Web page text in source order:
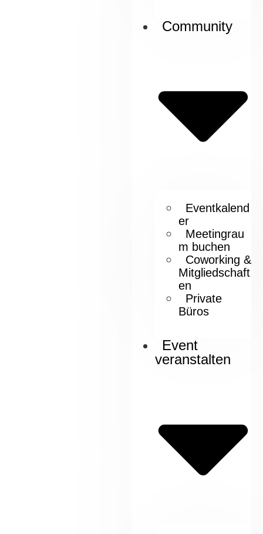
Community
Eventkalend
er
Meetingrau
m buchen
Coworking &
Mitgliedschaft
en
Private
Büros
Event
veranstalten